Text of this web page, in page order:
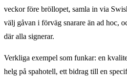
veckor före bröllopet, samla in via
välj gåvan i förväg snarare än ad hoc,
där alla signerar.
Verkliga exempel som funkar: en
helg på spahotell, ett bidrag till en